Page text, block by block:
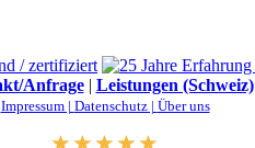
Anfrage| Leistungen (Schweiz)
Impressum | Datenschutz | Über uns